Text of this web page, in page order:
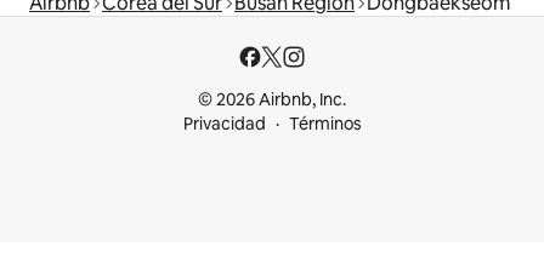
© 2026 Airbnb, Inc.
Privacidad
Términos